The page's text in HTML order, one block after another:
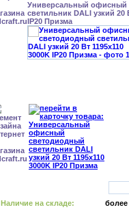
Универсальный офисный
светильник DALI узкий 20
IP20 Призма
Наличие на складе: более